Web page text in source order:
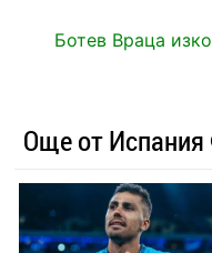
Ботев Враца
Още от